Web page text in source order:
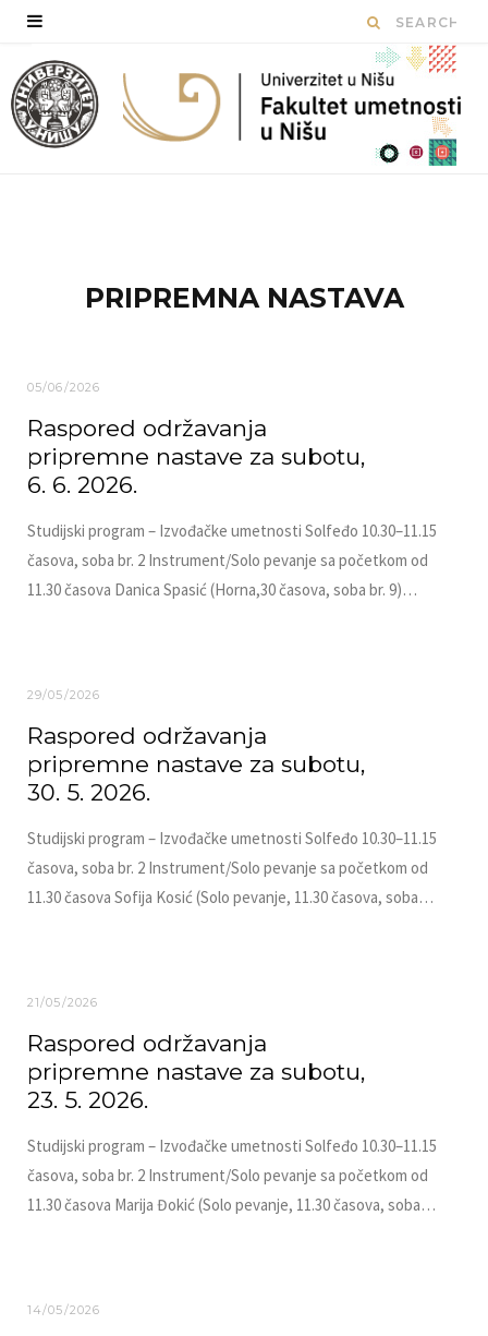
PRIPREMNA NASTAVA
05/06/2026
Raspored održavanja
pripremne nastave za subotu,
6. 6. 2026.
Studijski program – Izvođačke umetnosti Solfeđo 10.30–11.15
časova, soba br. 2 Instrument/Solo pevanje sa početkom od
11.30 časova Danica Spasić (Horna,30 časova, soba br. 9)…
29/05/2026
Raspored održavanja
pripremne nastave za subotu,
30. 5. 2026.
Studijski program – Izvođačke umetnosti Solfeđo 10.30–11.15
časova, soba br. 2 Instrument/Solo pevanje sa početkom od
11.30 časova Sofija Kosić (Solo pevanje, 11.30 časova, soba…
21/05/2026
Raspored održavanja
pripremne nastave za subotu,
23. 5. 2026.
Studijski program – Izvođačke umetnosti Solfeđo 10.30–11.15
časova, soba br. 2 Instrument/Solo pevanje sa početkom od
11.30 časova Marija Đokić (Solo pevanje, 11.30 časova, soba…
14/05/2026